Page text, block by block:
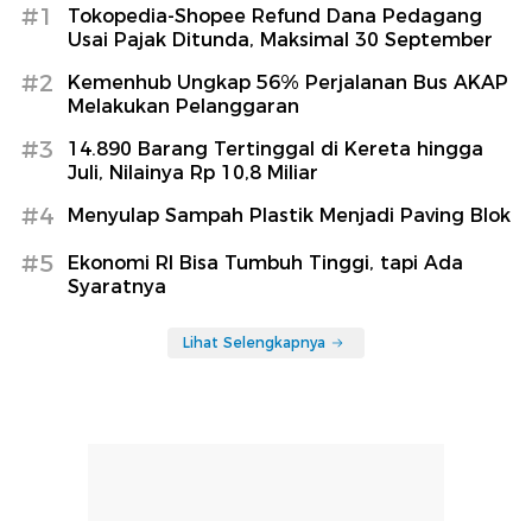
#1
Tokopedia-Shopee Refund Dana Pedagang
Usai Pajak Ditunda, Maksimal 30 September
#2
Kemenhub Ungkap 56% Perjalanan Bus AKAP
Melakukan Pelanggaran
#3
14.890 Barang Tertinggal di Kereta hingga
Juli, Nilainya Rp 10,8 Miliar
#4 Menyulap Sampah Plastik Menjadi Paving Blok
#5
Ekonomi RI Bisa Tumbuh Tinggi, tapi Ada
Syaratnya
Lihat Selengkapnya